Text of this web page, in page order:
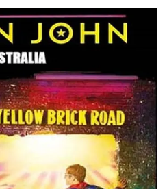
リスボン公演 FHD 完全収録！
2024.6.20
ツ ROCK AM RING 公演 FHD 完
2024.6.9
1日 英国シェフィールド公演 完
2024.6.9
W.O.A. 公演 FHD 完全収録！
月3日 ドイツ W.O.A. 公演 FHD 完